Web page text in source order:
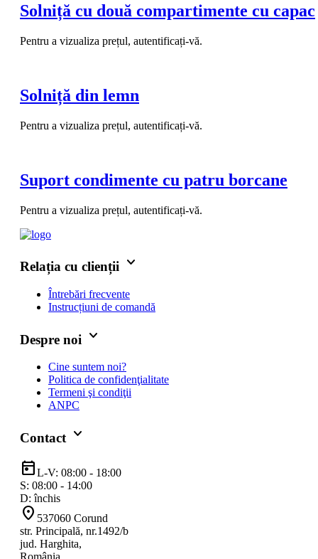
Solniță cu două compartimente cu capac
Pentru a vizualiza prețul, autentificați-vă.
Solniță din lemn
Pentru a vizualiza prețul, autentificați-vă.
Suport condimente cu patru borcane
Pentru a vizualiza prețul, autentificați-vă.
Relația cu clienții keyboard_arrow_down
Întrebări frecvente
Instrucțiuni de comandă
Despre noi keyboard_arrow_down
Cine suntem noi?
Politica de confidenţialitate
Termeni şi condiţii
ANPC
Contact keyboard_arrow_down
todayL-V: 08:00 - 18:00
S: 08:00 - 14:00
D: închis
location_on 537060 Corund
str. Principală, nr.1492/b
jud. Harghita,
România